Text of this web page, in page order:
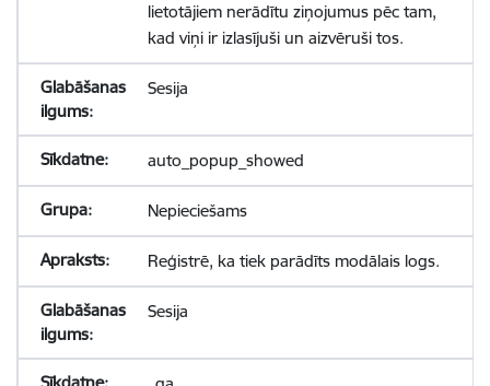
lietotājiem nerādītu ziņojumus pēc tam,
kad viņi ir izlasījuši un aizvēruši tos.
Sesija
auto_popup_showed
Nepieciešams
Reģistrē, ka tiek parādīts modālais logs.
Sesija